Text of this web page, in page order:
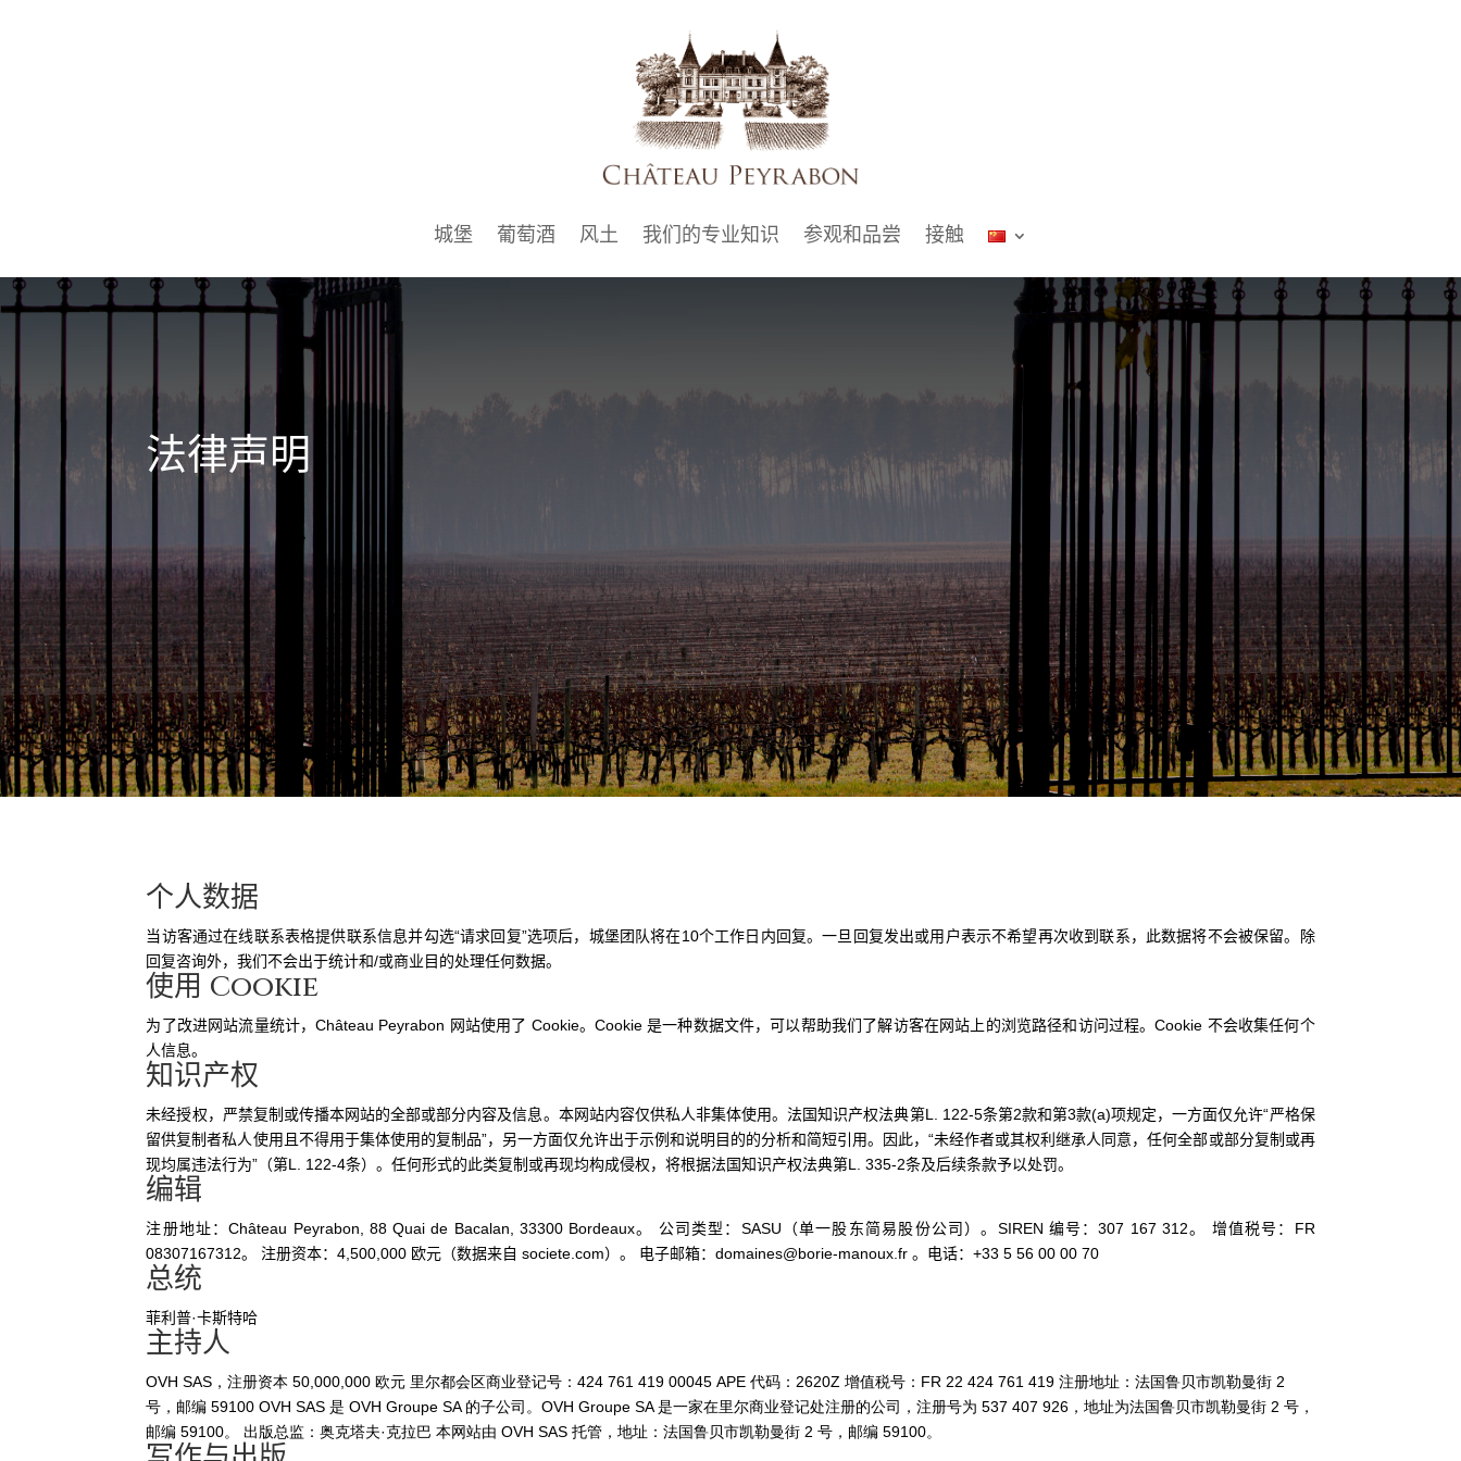
城堡 葡萄酒 风土 我们的专业知识 参观和品尝 接触
法律声明
个人数据
当访客通过在线联系表格提供联系信息并勾选“请求回复”选项后，城堡团队将在10个工作日内回复。一旦回复发出或用户表示不希望再次收到联系，此数据将不会被保留。除
回复咨询外，我们不会出于统计和/或商业目的处理任何数据。
使用 Cookie
为了改进网站流量统计，Château Peyrabon 网站使用了 Cookie。Cookie 是一种数据文件，可以帮助我们了解访客在网站上的浏览路径和访问过程。Cookie 不会收集任何个
人信息。
知识产权
未经授权，严禁复制或传播本网站的全部或部分内容及信息。本网站内容仅供私人非集体使用。法国知识产权法典第L. 122-5条第2款和第3款(a)项规定，一方面仅允许“严格保
留供复制者私人使用且不得用于集体使用的复制品”，另一方面仅允许出于示例和说明目的的分析和简短引用。因此，“未经作者或其权利继承人同意，任何全部或部分复制或再
现均属违法行为”（第L. 122-4条）。任何形式的此类复制或再现均构成侵权，将根据法国知识产权法典第L. 335-2条及后续条款予以处罚。
编辑
注册地址：Château Peyrabon, 88 Quai de Bacalan, 33300 Bordeaux。 公司类型：SASU（单一股东简易股份公司）。SIREN 编号：307 167 312。 增值税号：FR
08307167312。 注册资本：4,500,000 欧元（数据来自 societe.com）。 电子邮箱：domaines@borie-manoux.fr 。电话：+33 5 56 00 00 70
总统
菲利普·卡斯特哈
主持人
OVH SAS，注册资本 50,000,000 欧元 里尔都会区商业登记号：424 761 419 00045 APE 代码：2620Z 增值税号：FR 22 424 761 419 注册地址：法国鲁贝市凯勒曼街 2
号，邮编 59100 OVH SAS 是 OVH Groupe SA 的子公司。OVH Groupe SA 是一家在里尔商业登记处注册的公司，注册号为 537 407 926，地址为法国鲁贝市凯勒曼街 2 号，
邮编 59100。 出版总监：奥克塔夫·克拉巴 本网站由 OVH SAS 托管，地址：法国鲁贝市凯勒曼街 2 号，邮编 59100。